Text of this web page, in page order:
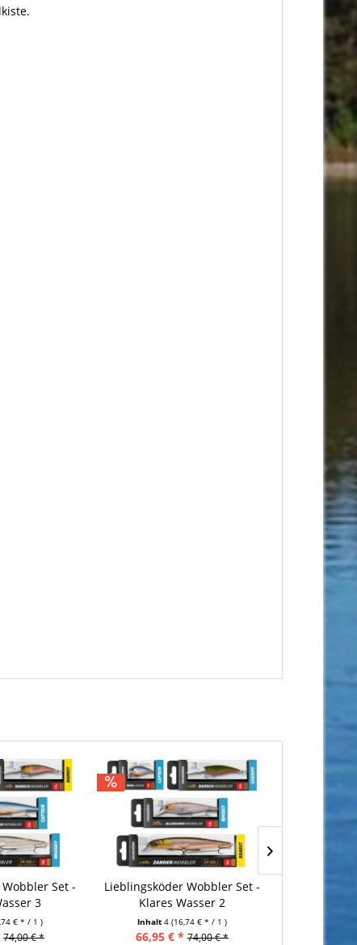
Set -
3
€ * / 1 )
74,00 € *
Lieblingsköder Wobbler Set -
Klares Wasser 2
Inhalt 4 (16,74 € * / 1 )
66,95 € * 74,00 € *